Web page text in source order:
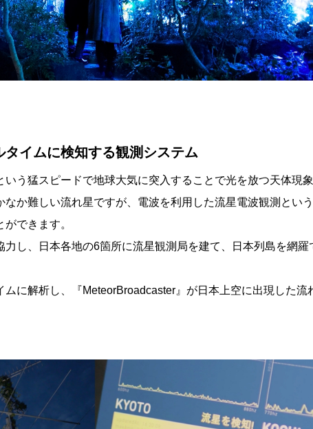
イムに検知する観測システム
う猛スピードで地球大気に突入することで光を放つ天体現象
か難しい流れ星ですが、電波を利用した流星電波観測とい
できます。
し、日本各地の6箇所に流星観測局を建て、日本列島を網羅
に解析し、『MeteorBroadcaster』が日本上空に出現した流